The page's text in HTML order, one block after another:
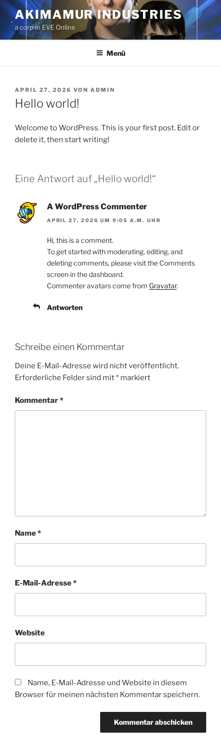
Zum
Inhalt
springen
AKIMAMUR INDUSTRIES
a corp in EVE Online
Menü
VERÖFFENTLICHT
AM
APRIL 27, 2026 VON ADMIN
Hello world!
Welcome to WordPress. This is your first post. Edit or
delete it, then start writing!
Eine Antwort auf „Hello world!“
A WordPress Commenter
APRIL 27, 2026 UM 9:05 A.M. UHR
Hi, this is a comment.
To get started with moderating, editing, and
deleting comments, please visit the Comments
screen in the dashboard.
Commenter avatars come from Gravatar.
Antworten
Schreibe einen Kommentar
Deine E-Mail-Adresse wird nicht veröffentlicht.
Erforderliche Felder sind mit* markiert
Kommentar*
Name*
E-Mail-Adresse*
Website
Name, E-Mail-Adresse und Website in diesem
Browser für meinen nächsten Kommentar speichern.